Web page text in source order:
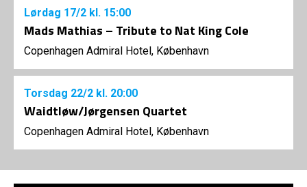
Lørdag 17/2 kl. 15:00
Mads Mathias – Tribute to Nat King Cole
Copenhagen Admiral Hotel, København
Torsdag 22/2 kl. 20:00
Waidtløw/Jørgensen Quartet
Copenhagen Admiral Hotel, København